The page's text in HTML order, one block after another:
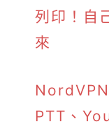
列印！自
來
PTT、